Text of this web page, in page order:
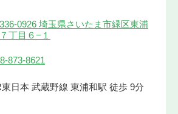
0926 埼玉県さいたま市緑区東浦
丁目６−１
873-8621
日本 武蔵野線 東浦和駅 徒歩 9分